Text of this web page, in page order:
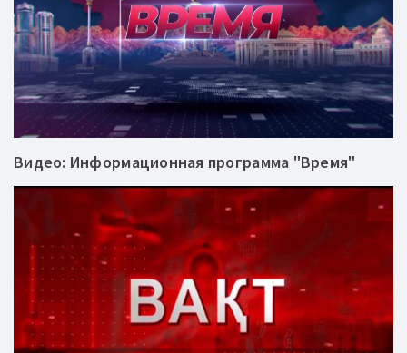
Видео: Информационная программа "Время"